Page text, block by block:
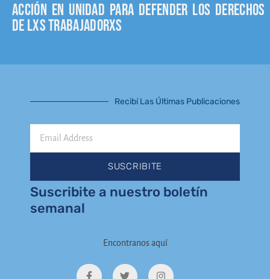
Acción en unidad para defender los derechos
de lxs trabajadorxs
Recibí Las Últimas Publicaciones
SUSCRIBITE
Suscribite a nuestro boletín
semanal
Encontranos aquí
F
T
I